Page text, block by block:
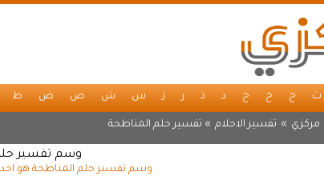
ث ج ح خ د ذ ر ز س ش ص ض ط
مركزي » تفسير الاحلام » تفسير حلم المناطحة
وسم تفسير
وسم تفسير حلم المناطحة هو